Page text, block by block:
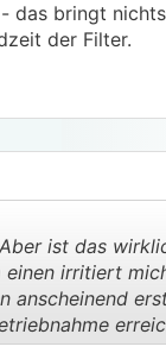
das bringt
der Filter.
..
Aber ist das
einen irritiert
anscheinend